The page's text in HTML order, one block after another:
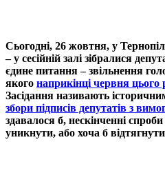
Сьогодні, 26 жовтня, у
– у сесійній залі зібралися
єдине питання – звільнення
якого наприкінці червня цього
Засідання називають
збори підписів депутатів з
здавалося б, нескінченні
уникнути, або хоча б